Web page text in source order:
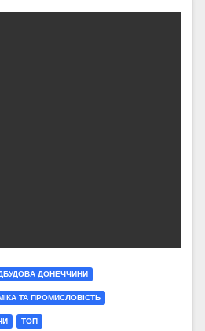
ДОНЕЧЧИНИ
ТА ПРОМИСЛОВІСТЬ
ТОП